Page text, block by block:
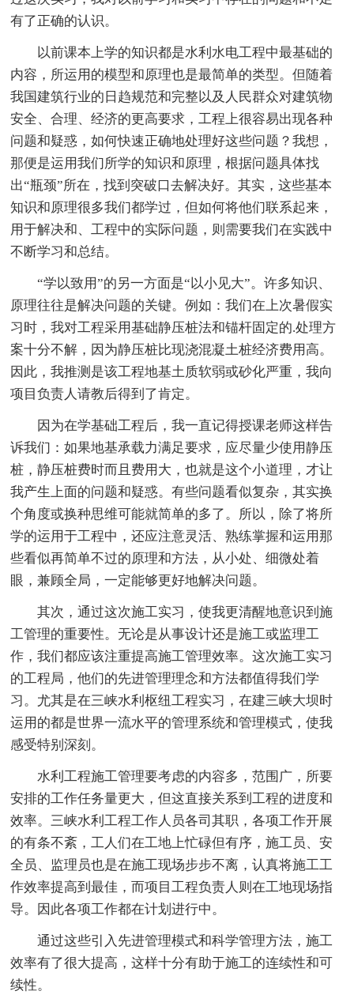
有了正确的认识。
以前课本上学的知识都是水利水电工程中最基础的
内容，所运用的模型和原理也是最简单的类型。但随着
我国建筑行业的日趋规范和完整以及人民群众对建筑物
安全、合理、经济的更高要求，工程上很容易出现各种
问题和疑惑，如何快速正确地处理好这些问题？我想，
那便是运用我们所学的知识和原理，根据问题具体找
出“瓶颈”所在，找到突破口去解决好。其实，这些基本
知识和原理很多我们都学过，但如何将他们联系起来，
用于解决和、工程中的实际问题，则需要我们在实践中
不断学习和总结。
“学以致用”的另一方面是“以小见大”。许多知识、
原理往往是解决问题的关键。例如：我们在上次暑假实
习时，我对工程采用基础静压桩法和锚杆固定的.处理方
案十分不解，因为静压桩比现浇混凝土桩经济费用高。
因此，我推测是该工程地基土质软弱或砂化严重，我向
项目负责人请教后得到了肯定。
因为在学基础工程后，我一直记得授课老师这样告
诉我们：如果地基承载力满足要求，应尽量少使用静压
桩，静压桩费时而且费用大，也就是这个小道理，才让
我产生上面的问题和疑惑。有些问题看似复杂，其实换
个角度或换种思维可能就简单的多了。所以，除了将所
学的运用于工程中，还应注意灵活、熟练掌握和运用那
些看似再简单不过的原理和方法，从小处、细微处着
眼，兼顾全局，一定能够更好地解决问题。
其次，通过这次施工实习，使我更清醒地意识到施
工管理的重要性。无论是从事设计还是施工或监理工
作，我们都应该注重提高施工管理效率。这次施工实习
的工程局，他们的先进管理理念和方法都值得我们学
习。尤其是在三峡水利枢纽工程实习，在建三峡大坝时
运用的都是世界一流水平的管理系统和管理模式，使我
感受特别深刻。
水利工程施工管理要考虑的内容多，范围广，所要
安排的工作任务量更大，但这直接关系到工程的进度和
效率。三峡水利工程工作人员各司其职，各项工作开展
的有条不紊，工人们在工地上忙碌但有序，施工员、安
全员、监理员也是在施工现场步步不离，认真将施工工
作效率提高到最佳，而项目工程负责人则在工地现场指
导。因此各项工作都在计划进行中。
通过这些引入先进管理模式和科学管理方法，施工
效率有了很大提高，这样十分有助于施工的连续性和可
续性。